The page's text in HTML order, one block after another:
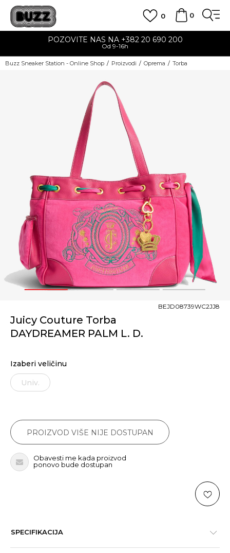
0
0
POZOVITE NAS NA +382 20 690 200
Od 9-16h
Buzz Sneaker Station - Online Shop Proizvodi Oprema Torba
1 2 3 4
Juicy Couture Torba
DAYDREAMER PALM L. D.
BEJD08739WC2JJ8
Izaberi veličinu
Univ.
PROIZVOD VIŠE NIJE DOSTUPAN
Obavesti me kada proizvod
ponovo bude dostupan
SPECIFIKACIJA